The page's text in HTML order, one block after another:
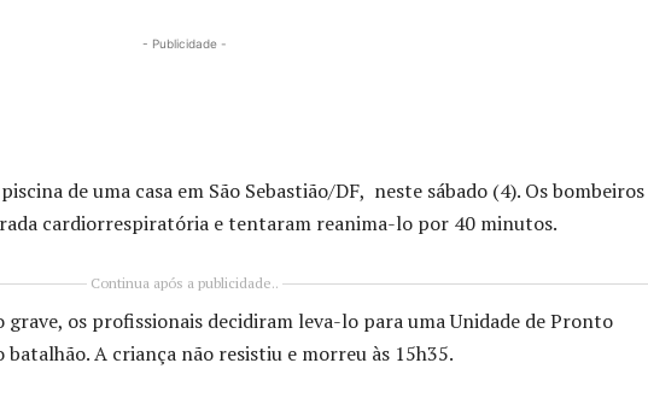
- Publicidade -
de uma casa em São Sebastião/DF, neste sábado (4). Os bombeiros
cardiorrespiratória e tentaram reanima-lo por 40 minutos.
Continua após a publicidade..
os profissionais decidiram leva-lo para uma Unidade de Pronto
A criança não resistiu e morreu às 15h35.